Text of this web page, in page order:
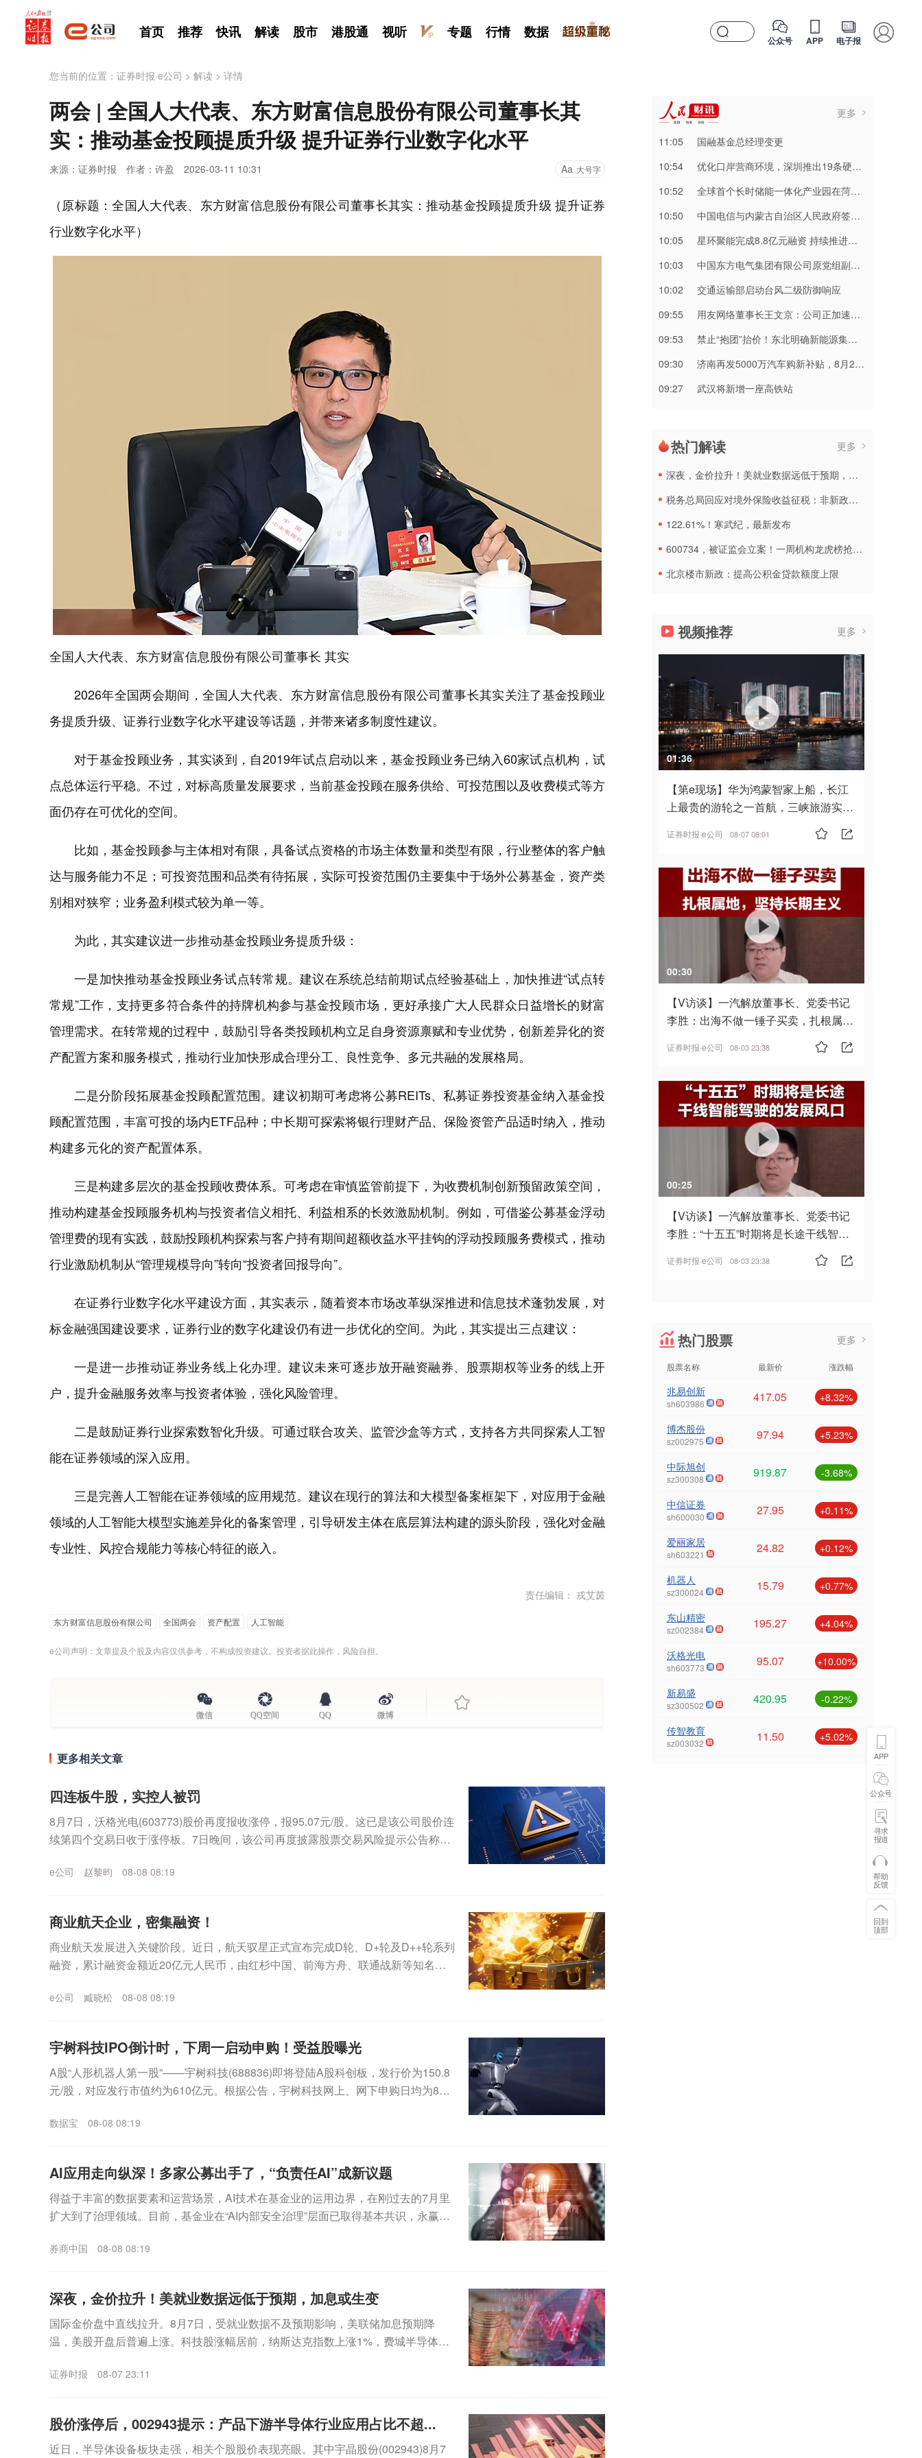
首页 推荐 快讯 解读 股市 港股通 视听 专题 行情 数据 公众号 APP 电子报
您当前的位置： 证券时报·e公司 > 解读 > 详情
两会 | 全国人大代表、东方财富信息股份有限公司董事长其
实：推动基金投顾提质升级 提升证券行业数字化水平
来源：证券时报 作者：许盈 2026-03-11 10:31 Aa 大号字
（原标题：全国人大代表、东方财富信息股份有限公司董事长其实：推动基金投顾提质升级 提升证券
行业数字化水平）
全国人大代表、东方财富信息股份有限公司董事长 其实
2026年全国两会期间，全国人大代表、东方财富信息股份有限公司董事长其实关注了基金投顾业
务提质升级、证券行业数字化水平建设等话题，并带来诸多制度性建议。
对于基金投顾业务，其实谈到，自2019年试点启动以来，基金投顾业务已纳入60家试点机构，试
点总体运行平稳。不过，对标高质量发展要求，当前基金投顾在服务供给、可投范围以及收费模式等方
面仍存在可优化的空间。
比如，基金投顾参与主体相对有限，具备试点资格的市场主体数量和类型有限，行业整体的客户触
达与服务能力不足；可投资范围和品类有待拓展，实际可投资范围仍主要集中于场外公募基金，资产类
别相对狭窄；业务盈利模式较为单一等。
为此，其实建议进一步推动基金投顾业务提质升级：
一是加快推动基金投顾业务试点转常规。建议在系统总结前期试点经验基础上，加快推进“试点转
常规”工作，支持更多符合条件的持牌机构参与基金投顾市场，更好承接广大人民群众日益增长的财富
管理需求。在转常规的过程中，鼓励引导各类投顾机构立足自身资源禀赋和专业优势，创新差异化的资
产配置方案和服务模式，推动行业加快形成合理分工、良性竞争、多元共融的发展格局。
二是分阶段拓展基金投顾配置范围。建议初期可考虑将公募REITs、私募证券投资基金纳入基金投
顾配置范围，丰富可投的场内ETF品种；中长期可探索将银行理财产品、保险资管产品适时纳入，推动
构建多元化的资产配置体系。
三是构建多层次的基金投顾收费体系。可考虑在审慎监管前提下，为收费机制创新预留政策空间，
推动构建基金投顾服务机构与投资者信义相托、利益相系的长效激励机制。例如，可借鉴公募基金浮动
管理费的现有实践，鼓励投顾机构探索与客户持有期间超额收益水平挂钩的浮动投顾服务费模式，推动
行业激励机制从“管理规模导向”转向“投资者回报导向”。
在证券行业数字化水平建设方面，其实表示，随着资本市场改革纵深推进和信息技术蓬勃发展，对
标金融强国建设要求，证券行业的数字化建设仍有进一步优化的空间。为此，其实提出三点建议：
一是进一步推动证券业务线上化办理。建议未来可逐步放开融资融券、股票期权等业务的线上开
户，提升金融服务效率与投资者体验，强化风险管理。
二是鼓励证券行业探索数智化升级。可通过联合攻关、监管沙盒等方式，支持各方共同探索人工智
能在证券领域的深入应用。
三是完善人工智能在证券领域的应用规范。建议在现行的算法和大模型备案框架下，对应用于金融
领域的人工智能大模型实施差异化的备案管理，引导研发主体在底层算法构建的源头阶段，强化对金融
专业性、风控合规能力等核心特征的嵌入。
责任编辑： 戎艾茵
东方财富信息股份有限公司 全国两会 资产配置 人工智能
e公司声明：文章提及个股及内容仅供参考，不构成投资建议。投资者据此操作，风险自担。
微信 QQ空间 QQ 微博
更多相关文章
四连板牛股，实控人被罚
8月7日，沃格光电(603773)股价再度报收涨停，报95.07元/股。这已是该公司股价连
续第四个交易日收于涨停板。7日晚间，该公司再度披露股票交易风险提示公告称，
e公司 赵黎昀 08-08 08:19
商业航天企业，密集融资！
商业航天发展进入关键阶段。近日，航天驭星正式宣布完成D轮、D+轮及D++轮系列
融资，累计融资金额近20亿元人民币，由红杉中国、前海方舟、联通战新等知名产
e公司 臧晓松 08-08 08:19
宇树科技IPO倒计时，下周一启动申购！受益股曝光
A股“人形机器人第一股”——宇树科技(688836)即将登陆A股科创板，发行价为150.8
元/股，对应发行市值约为610亿元。根据公告，宇树科技网上、网下申购日均为8月
数据宝 08-08 08:19
AI应用走向纵深！多家公募出手了，“负责任AI”成新议题
得益于丰富的数据要素和运营场景，AI技术在基金业的运用边界，在刚过去的7月里
扩大到了治理领域。目前，基金业在“AI内部安全治理”层面已取得基本共识，永赢、
券商中国 08-08 08:19
深夜，金价拉升！美就业数据远低于预期，加息或生变
国际金价盘中直线拉升。8月7日，受就业数据不及预期影响，美联储加息预期降
温，美股开盘后普遍上涨。科技股涨幅居前，纳斯达克指数上涨1%，费城半导体指
证券时报 08-07 23:11
股价涨停后，002943提示：产品下游半导体行业应用占比不超...
近日，半导体设备板块走强，相关个股股价表现亮眼。其中宇晶股份(002943)8月7
更多
11:05
国融基金总经理变更
10:54
优化口岸营商环境，深圳推出19条硬举措
10:52
全球首个长时储能一体化产业园在菏泽量产
10:50
中国电信与内蒙古自治区人民政府签署战略合作协议
10:05
星环聚能完成8.8亿元融资 持续推进聚变能源工程化
10:03
中国东方电气集团有限公司原党组副书记、董事宋致远接受中央纪委国家监委纪律审查和监察调查
10:02
交通运输部启动台风二级防御响应
09:55
用友网络董事长王文京：公司正加速转型 企业AI业务占比快速提升
09:53
禁止“抱团”抬价！东北明确新能源集中报价仅限同省同集团
09:30
济南再发5000万汽车购新补贴，8月20日起申报
09:27
武汉将新增一座高铁站
热门解读 更多
深夜，金价拉升！美就业数据远低于预期，加息或生变
税务总局回应对境外保险收益征税：非新政策，无需过度解读
122.61%！寒武纪，最新发布
600734，被证监会立案！一周机构龙虎榜抢筹名单出炉
北京楼市新政：提高公积金贷款额度上限
视频推荐 更多
01:36
【第e现场】华为鸿蒙智家上船，长江
上最贵的游轮之一首航，三峡旅游实
证券时报·e公司 08-07 08:01
00:30
【V访谈】一汽解放董事长、党委书记
李胜：出海不做一锤子买卖，扎根属
证券时报·e公司 08-03 23:38
00:25
【V访谈】一汽解放董事长、党委书记
李胜：“十五五”时期将是长途干线智能
证券时报·e公司 08-03 23:38
热门股票 更多
股票名称 最新价 涨跌幅
兆易创新
sh603986 417.05 +8.32%
博杰股份
sz002975 97.94 +5.23%
中际旭创
sz300308 919.87 -3.68%
中信证券
sh600030 27.95 +0.11%
爱丽家居
sh603221 24.82 +0.12%
机器人
sz300024 15.79 +0.77%
东山精密
sz002384 195.27 +4.04%
沃格光电
sh603773 95.07 +10.00%
新易盛
sz300502 420.95 -0.22%
传智教育
sz003032 11.50 +5.02%
APP
公众号
寻求
报道
帮助
反馈
回到
顶部